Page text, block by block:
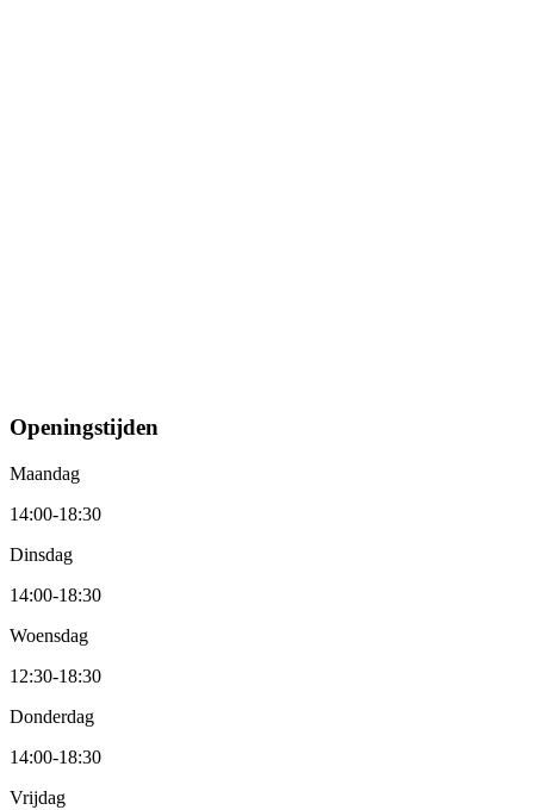
Openingstijden
Maandag
14:00-18:30
Dinsdag
14:00-18:30
Woensdag
12:30-18:30
Donderdag
14:00-18:30
Vrijdag